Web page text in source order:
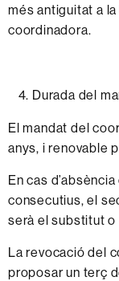
més antiguitat a la
coordinadora.
Durada del
El mandat del
anys, i renovable
En cas d’absència
consecutius, el
serà elsubstitut o
Larevocació del
proposarun terç